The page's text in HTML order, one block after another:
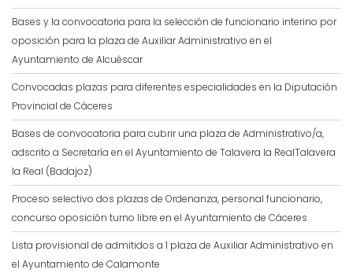
Bases y la convocatoria para la selección de funcionario interino por
oposición para la plaza de Auxiliar Administrativo en el
Ayuntamiento de Alcuéscar
Convocadas plazas para diferentes especialidades en la Diputación
Provincial de Cáceres
Bases de convocatoria para cubrir una plaza de Administrativo/a,
adscrito a Secretaría en el Ayuntamiento de Talavera la RealTalavera
la Real (Badajoz)
Proceso selectivo dos plazas de Ordenanza, personal funcionario,
concurso oposición turno libre en el Ayuntamiento de Cáceres
Lista provisional de admitidos a 1 plaza de Auxiliar Administrativo en
el Ayuntamiento de Calamonte